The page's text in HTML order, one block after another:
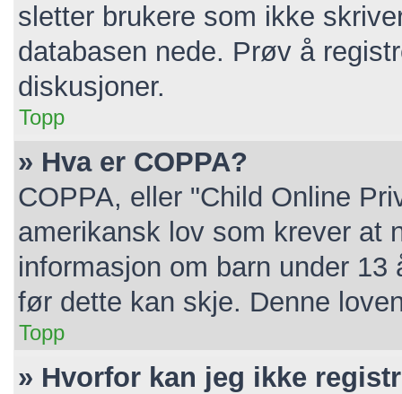
sletter brukere som ikke
databasen nede. Prøv å
diskusjoner.
Topp
» Hva er COPPA?
COPPA, eller "Child Online
amerikansk lov som krever at
informasjon om barn under
før dette kan skje. Denne
Topp
» Hvorfor kan jeg ikke